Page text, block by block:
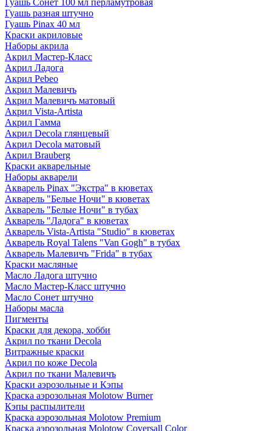
Гуашь Сонет 100 мл перламутровая
Гуашь разная штучно
Гуашь Pinax 40 мл
Краски акриловые
Наборы акрила
Акрил Мастер-Класс
Акрил Ладога
Акрил Pebeo
Акрил Малевичъ
Акрил Малевичъ матовый
Акрил Vista-Artista
Акрил Гамма
Акрил Decola глянцевый
Акрил Decola матовый
Акрил Brauberg
Краски акварельные
Наборы акварели
Акварель Pinax "Экстра" в кюветах
Акварель "Белые Ночи" в кюветах
Акварель "Белые Ночи" в тубах
Акварель "Ладога" в кюветах
Акварель Vista-Artista "Studio" в кюветах
Акварель Royal Talens "Van Gogh" в тубах
Акварель Малевичъ "Frida" в тубах
Краски масляные
Масло Ладога штучно
Масло Мастер-Класс штучно
Масло Сонет штучно
Наборы масла
Пигменты
Краски для декора, хобби
Акрил по ткани Decola
Витражные краски
Акрил по коже Decola
Акрил по ткани Малевичъ
Краски аэрозольные и Кэпы
Краска аэрозольная Molotow Burner
Кэпы распылители
Краска аэрозольная Molotow Premium
Краска аэрозольная Molotow Coversall Color